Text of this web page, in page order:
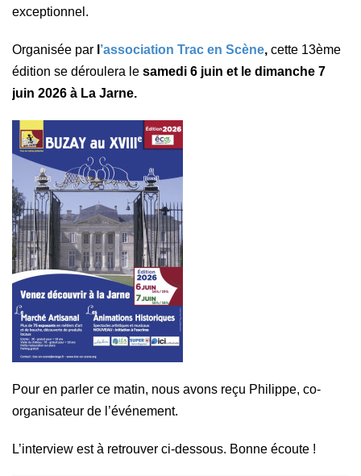
exceptionnel.
Organisée par ’association Trac en Scène, cette 13ème
édition se déroulera le samedi 6 juin et le dimanche 7
juin 2026 à La Jarne.
Pour en parler ce matin, nous avons reçu Philippe, co-
organisateur de l’événement.
L’interview est à retrouver ci-dessous. Bonne écoute !